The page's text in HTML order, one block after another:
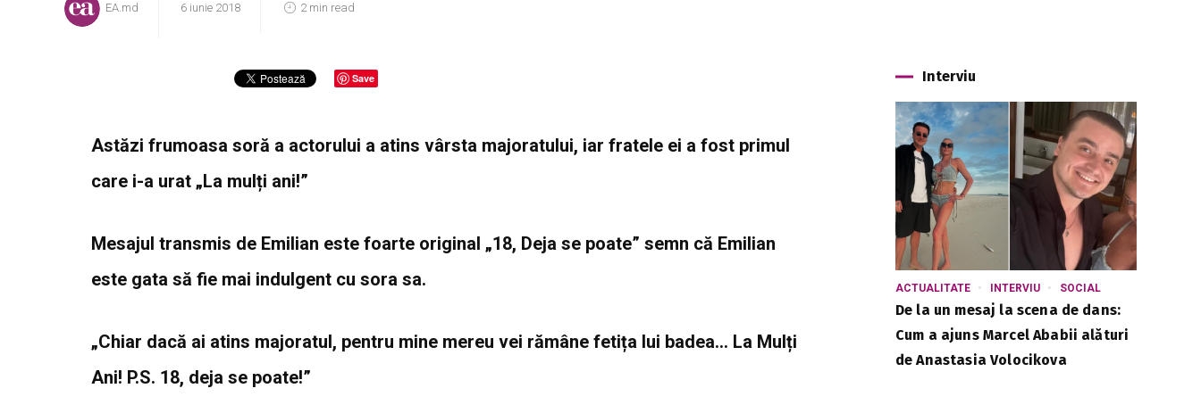
EA.md 6 iunie 2018 2 min read
Save
Astăzi frumoasa soră a actorului a atins vârsta majoratului, iar fratele ei a fost primul
care i-a urat „La mulți ani!”
Mesajul transmis de Emilian este foarte original „18, Deja se poate” semn că Emilian
este gata să fie mai indulgent cu sora sa.
„Chiar dacă ai atins majoratul, pentru mine mereu vei rămâne fetița lui badea… La Mulți
Ani! P.S. 18, deja se poate!”
Interviu
ACTUALITATE INTERVIU SOCIAL
De la un mesaj la scena de dans:
Cum a ajuns Marcel Ababii alături
de Anastasia Volocikova